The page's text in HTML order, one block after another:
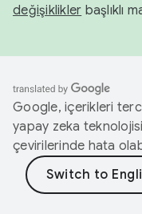
değişiklikler başlıklı
Google, içerikleri
yapay zeka
çevirilerinde hata